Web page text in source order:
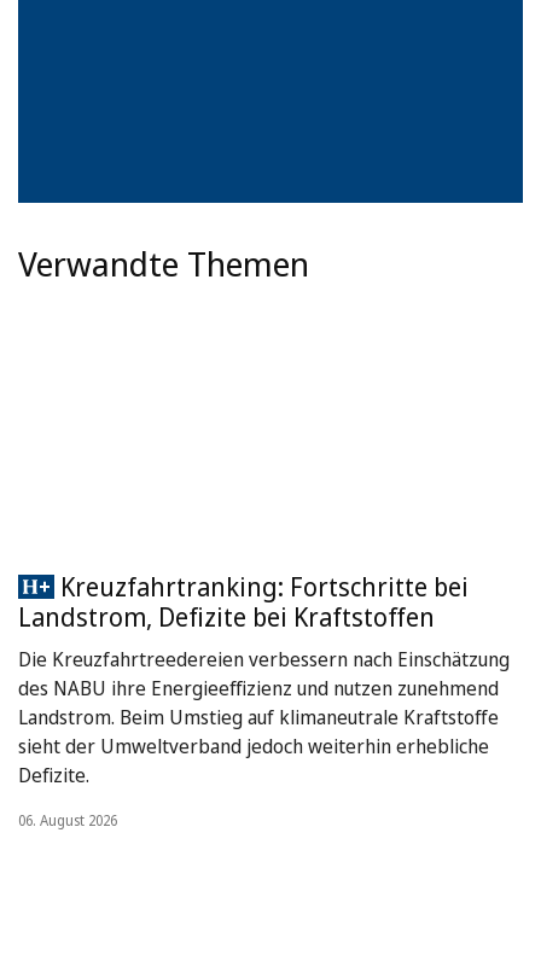
Verwandte Themen
Kreuzfahrtranking: Fortschritte bei
Landstrom, Defizite bei Kraftstoffen
Die Kreuzfahrtreedereien verbessern nach Einschätzung
des NABU ihre Energieeffizienz und nutzen zunehmend
Landstrom. Beim Umstieg auf klimaneutrale Kraftstoffe
sieht der Umweltverband jedoch weiterhin erhebliche
Defizite.
06. August 2026